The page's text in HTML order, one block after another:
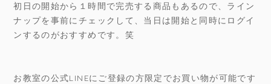
初日の開始から１時間で完売する商品もあるので、ライン
ナップを事前にチェックして、当日は開始と同時にログイ
ンするのがおすすめです。笑
お教室の公式LINEにご登録の方限定でお買い物が可能です